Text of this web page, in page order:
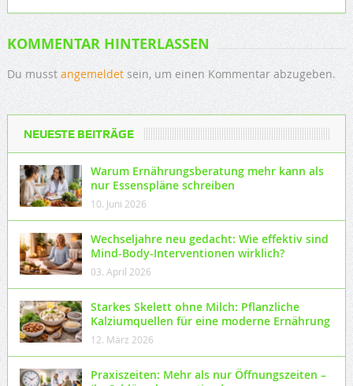
KOMMENTAR HINTERLASSEN
Du musstangemeldetsein, um einen Kommentar abzugeben.
NEUESTE BEITRÄGE
Warum Ernährungsberatung mehr kann als
nur Essenspläne schreiben
10. Juni 2026
Wechseljahre neu gedacht: Wie effektiv sind
Mind-Body-Interventionen wirklich?
03. April 2026
Starkes Skelett ohne Milch: Pflanzliche
Kalziumquellen für eine moderne Ernährung
12. März 2026
Praxiszeiten: Mehr als nur Öffnungszeiten –